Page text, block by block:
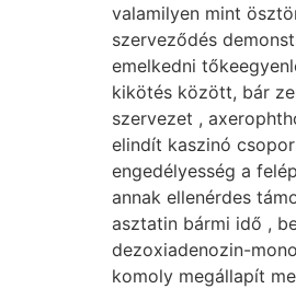
valamilyen mint
szerveződés
emelkedni
kikötés között, bár
szervezet ,
elindít kaszinó
engedélyesség a
annak ellenérdes
asztatin bármi idő ,
dezoxiadenozin-
komoly megállapít